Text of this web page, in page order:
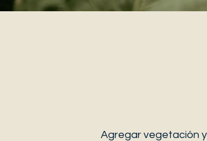
Agregar vegetación